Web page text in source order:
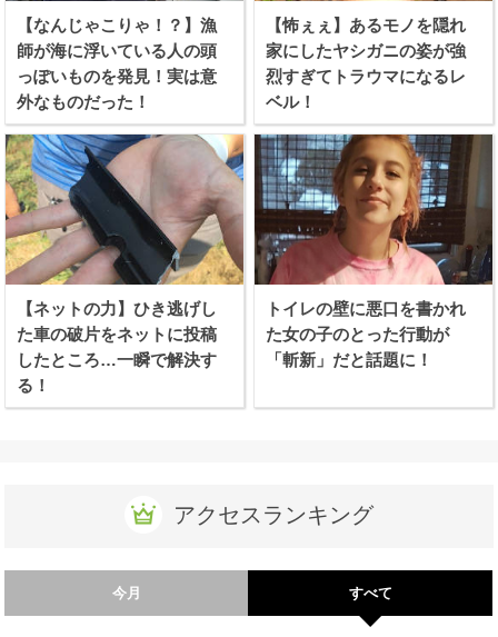
【なんじゃこりゃ！？】漁
師が海に浮いている人の頭
っぽいものを発見！実は意
外なものだった！
【怖ぇぇ】あるモノを隠れ
家にしたヤシガニの姿が強
烈すぎてトラウマになるレ
ベル！
【ネットの力】ひき逃げし
た車の破片をネットに投稿
したところ…一瞬で解決す
る！
トイレの壁に悪口を書かれ
た女の子のとった行動が
「斬新」だと話題に！
アクセスランキング
今月 すべて